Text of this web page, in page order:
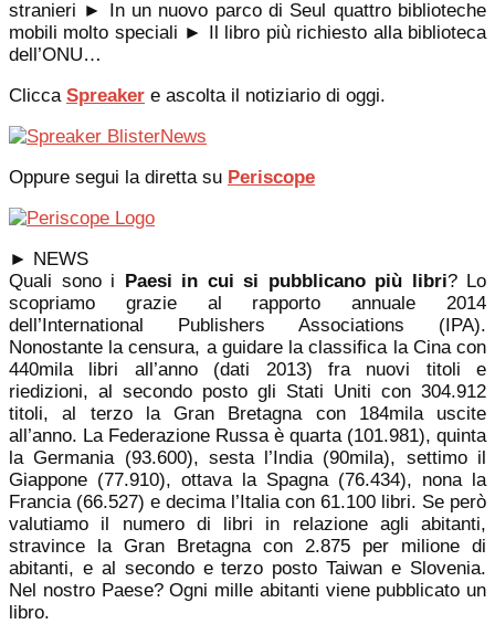
stranieri ► In un nuovo parco di Seul quattro biblioteche
mobili molto speciali ► Il libro più richiesto alla biblioteca
dell’ONU…
Clicca Spreaker e ascolta il notiziario di oggi.
Oppure segui la diretta su Periscope
► NEWS
Quali sono i Paesi in cui si pubblicano più libri? Lo
scopriamo grazie al rapporto annuale 2014
dell’International Publishers Associations (IPA).
Nonostante la censura, a guidare la classifica la Cina con
440mila libri all’anno (dati 2013) fra nuovi titoli e
riedizioni, al secondo posto gli Stati Uniti con 304.912
titoli, al terzo la Gran Bretagna con 184mila uscite
all’anno. La Federazione Russa è quarta (101.981), quinta
la Germania (93.600), sesta l’India (90mila), settimo il
Giappone (77.910), ottava la Spagna (76.434), nona la
Francia (66.527) e decima l’Italia con 61.100 libri. Se però
valutiamo il numero di libri in relazione agli abitanti,
stravince la Gran Bretagna con 2.875 per milione di
abitanti, e al secondo e terzo posto Taiwan e Slovenia.
Nel nostro Paese? Ogni mille abitanti viene pubblicato un
libro.